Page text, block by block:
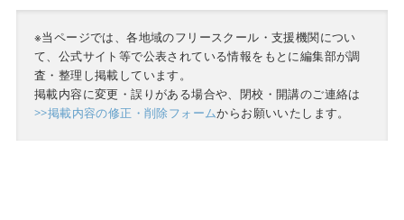
※当ページでは、各地域のフリースクール・支援機関につい
て、公式サイト等で公表されている情報をもとに編集部が調
査・整理し掲載しています。
掲載内容に変更・誤りがある場合や、閉校・開講のご連絡は
>>掲載内容の修正・削除フォームからお願いいたします。